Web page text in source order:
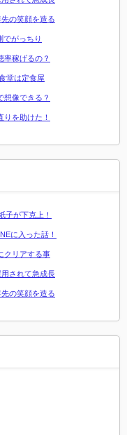
の笑顔を造る
でがっちり
率稼げるの？
堂は定食屋
想像できる？
を助けた！
子が下克上！
に入った話！
クリアする事
されて急成長
の笑顔を造る